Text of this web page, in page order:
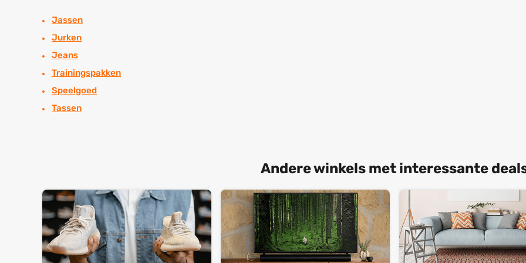
Jassen
Jurken
Jeans
Trainingspakken
Speelgoed
Tassen
Andere winkels met interessante